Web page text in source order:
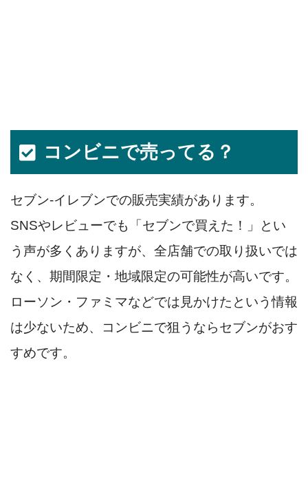
コンビニで売ってる？
セブン‐イレブンでの販売実績があります。
SNSやレビューでも「セブンで買えた！」とい
う声が多くありますが、全店舗での取り扱いでは
なく、期間限定・地域限定の可能性が高いです。
ローソン・ファミマなどでは見かけたという情報
は少ないため、コンビニで狙うならセブンがおす
すめです。